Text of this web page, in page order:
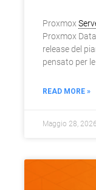
Proxmox
Proxmox
release del
pensato per
READ MORE »
Maggio 28, 2026